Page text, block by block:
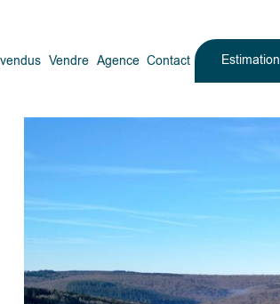
Vendre Agence Contact Estimation